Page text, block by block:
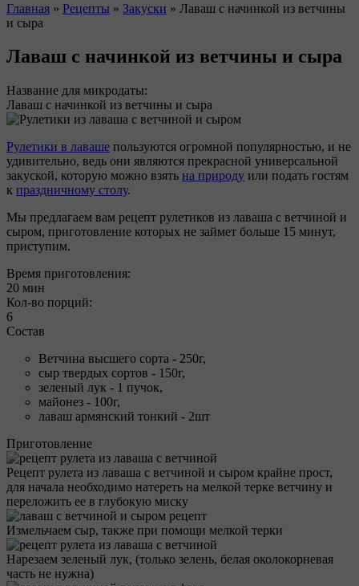
Вы здесь
Главная » Рецепты » Закуски » Лаваш с начинкой из ветчины
и сыра
Лаваш с начинкой из ветчины и сыра
Название для микродаты:
Лаваш с начинкой из ветчины и сыра
Рулетики в лаваше пользуются огромной популярностью, и не
удивительно, ведь они являются прекрасной универсальной
закуской, которую можно взять на природу или подать гостям
к праздничному столу.
Мы предлагаем вам рецепт рулетиков из лаваша с ветчиной и
сыром, приготовление которых не займет больше 15 минут,
приступим.
Время приготовления:
20 мин
Кол-во порций:
6
Состав
Ветчина высшего сорта - 250г,
сыр твердых сортов - 150г,
зеленый лук - 1 пучок,
майонез - 100г,
лаваш армянский тонкий - 2шт
Приготовление
Рецепт рулета из лаваша с ветчиной и сыром крайне прост,
для начала необходимо натереть на мелкой терке ветчину и
переложить ее в глубокую миску
Измельчаем сыр, также при помощи мелкой терки
Нарезаем зеленый лук, (только зелень, белая околокорневая
часть не нужна)